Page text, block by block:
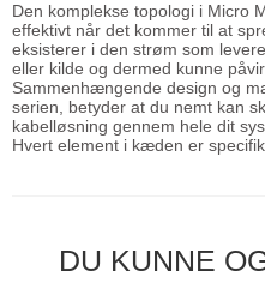
Den komplekse topologi i Micro
effektivt når det kommer til at
eksisterer i den strøm som
eller kilde og dermed kunne
Sammenhængende design og
serien, betyder at du nemt kan
kabelløsning gennem hele dit
Hvert element i kæden er
DU KUNNE